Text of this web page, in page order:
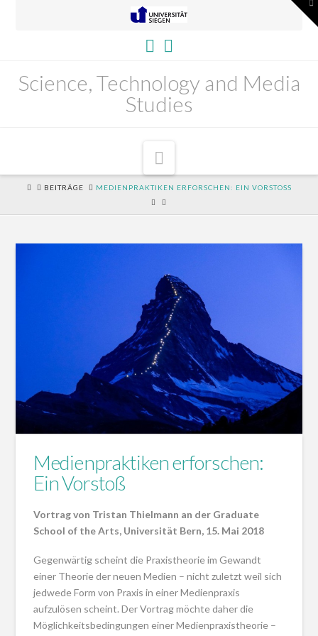
Science, Technology and Media
Studies
HOMEBEITRÄGE MEDIENPRAKTIKEN ERFORSCHEN: EIN VORSTOSS
Medienpraktiken erforschen:
Ein Vorstoß
Vortrag von Tristan Thielmann an der Graduate
School of the Arts, Universität Bern, 15. Mai 2018
Gegenwärtig scheint die Praxistheorie im Gewandt
einer Theorie der neuen Medien – nicht zuletzt weil sich
jedwede Form von Praxis in einer Medienpraxis
aufzulösen scheint. Der Vortrag möchte daher die
Möglichkeitsbedingungen einer Medienpraxistheorie –